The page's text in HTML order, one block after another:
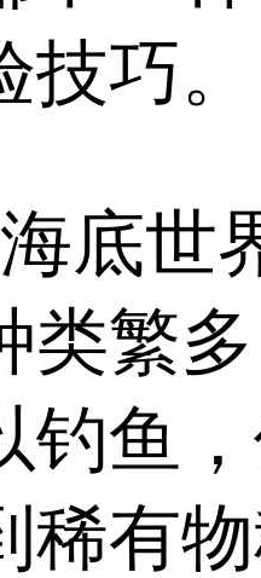
技巧。
底世
类繁
钓鱼
稀有